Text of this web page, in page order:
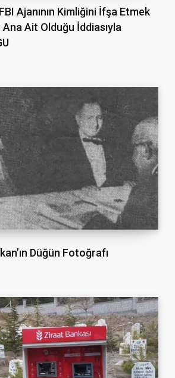
Ajanının Kimliğini İfşa Etmek
Ana Ait Olduğu İddiasıyla
Düğün Fotoğrafı